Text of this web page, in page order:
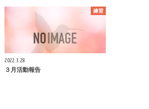
練習
2022.3.28
３月活動報告